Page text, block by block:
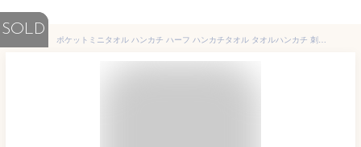
SOLD
ポケットミニタオル ハンカチ ハーフ ハンカチタオル タオルハンカチ 刺繍 可愛い 子供 プチタオル ミニタオル 刺繍 子ども 子供 幼稚園 園児 小学生 低学年 ハンドタオル 保育園 電車 恐竜 車 柴犬 猫 パンダ プリンセス うさぎ 【 メール便 可】【5枚】